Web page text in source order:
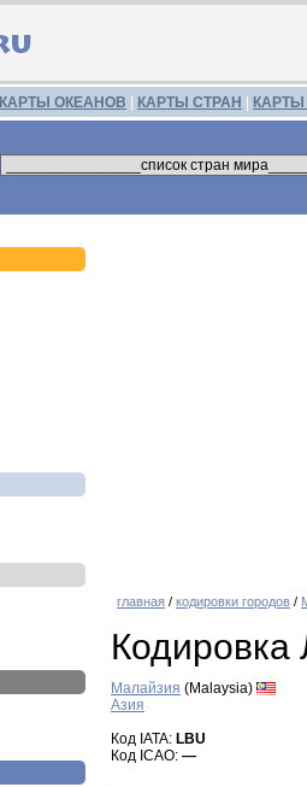
КАРТЫ ОКЕАНОВ КАРТЫ СТРАН
главная / кодировки городов /
Кодировка
Малайзия (Malaysia)
Азия
Код IATA: LBU
Код ICAO: —